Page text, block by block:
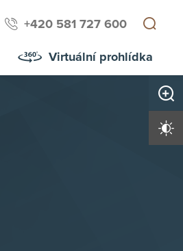
+420 581 727 600
Virtuální prohlídka